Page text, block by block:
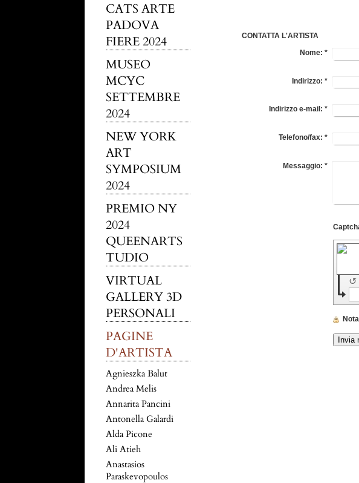
CATS ARTE
PADOVA
FIERE 2024
MUSEO
MCYC
SETTEMBRE
2024
NEW YORK
ART
SYMPOSIUM
2024
PREMIO NY
2024
QUEENARTS
TUDIO
VIRTUAL
GALLERY 3D
PERSONALI
PAGINE
D'ARTISTA
Agnieszka Balut
Andrea Melis
Annarita Pancini
Antonella Galardi
Alda Picone
Ali Atieh
Anastasios
Paraskevopoulos
CONTATTA L'ARTISTA
Nome: *
Indirizzo: *
Indirizzo e-mail: *
Telefono/fax: *
Messaggio: *
↺
Nota